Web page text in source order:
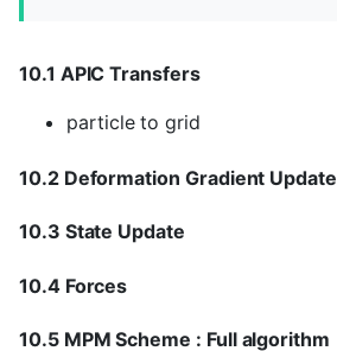
10.1 APIC Transfers
particle to grid
10.2 Deformation Gradient Update
10.3 State Update
10.4 Forces
10.5 MPM Scheme : Full algorithm